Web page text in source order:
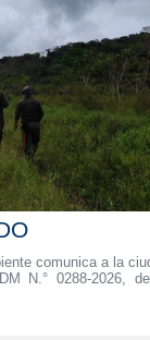
comunica a la
N.° 0288-2026,